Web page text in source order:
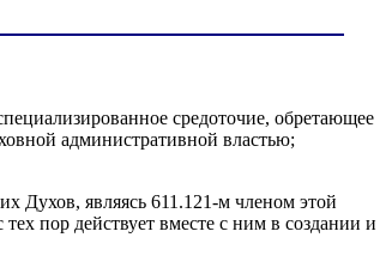
средоточие, обретающее
административной властью;
являясь 611.121-м членом этой
пор действует вместе с ним в создании и